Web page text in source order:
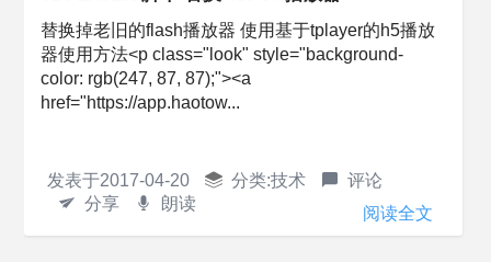
替换掉老旧的flash播放器 使用基于tplayer的h5播放
器使用方法<p class="look" style="background-
color: rgb(247, 87, 87);"><a
href="https://app.haotow...
阅读全文
发表于2017-04-20 分类:技术
评论
分享
朗读